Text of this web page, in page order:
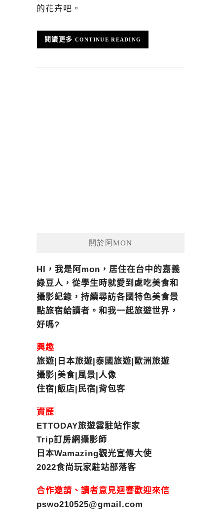
的花卉吧。
CONTINUE READING
關於阿MON
HI，我是阿mon，居住在台中的嘉義
綠豆人，從學生時就愛到處吃美食和
攝影紀錄，持續尋訪各國特色美食景
點旅宿給讀者。和我一起旅遊世界，
好嗎?
興趣
旅遊|日本旅遊|泰國旅遊|歐洲旅遊
攝影|美食|風景|人像
住宿|飯店|民宿|背包客
資歷
ETTODAY旅遊雲駐站作家
Trip訂房網攝影師
日本Wamazing觀光宣傳大使
2022食尚玩家駐站部落客
合作邀請、讀者意見迴響歡迎來信
pswo210525@gmail.com